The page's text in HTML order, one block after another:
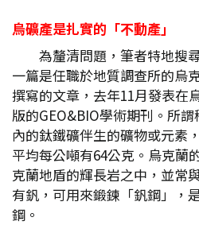
烏礦產是扎實的「不動產」
為釐清問題，筆者特地搜
一篇是任職於地質調查所的烏
撰寫的文章，去年11月發表在
版的GEO&BIO學術期刊。所
內的鈦鐵礦伴生的礦物或元素
平均每公噸有64公克。烏克蘭
克蘭地盾的輝長岩之中，並常
有釩，可用來鍛鍊「釩鋼」，
鋼。